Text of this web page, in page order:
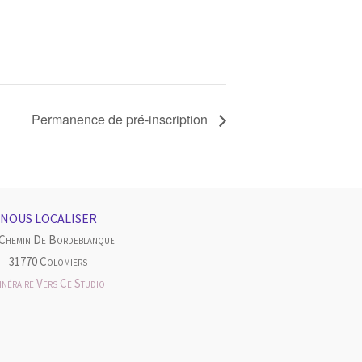
Permanence de pré-inscription
NOUS LOCALISER
De Bordeblanque
31770 Colomiers
Vers Ce Studio